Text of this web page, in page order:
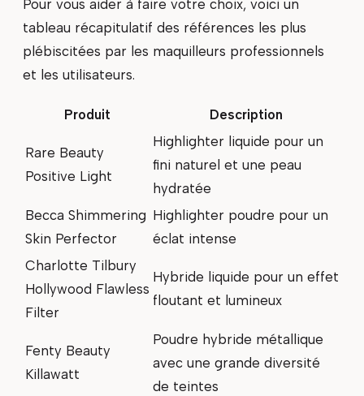
Pour vous aider à faire votre choix, voici un
tableau récapitulatif des références les plus
plébiscitées par les maquilleurs professionnels
et les utilisateurs.
Produit Description
Rare Beauty
Positive Light
Highlighter liquide pour un
fini naturel et une peau
hydratée
Becca Shimmering
Skin Perfector
Highlighter poudre pour un
éclat intense
Charlotte Tilbury
Hollywood Flawless
Filter
Hybride liquide pour un effet
floutant et lumineux
Fenty Beauty
Killawatt
Poudre hybride métallique
avec une grande diversité
de teintes